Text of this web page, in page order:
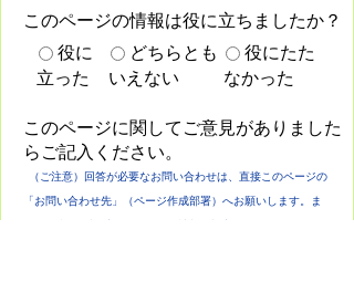
このページの情報は役に立ちましたか？
役に
立った
どちらとも
いえない
役にたた
なかった
このページに関してご意見がありました
らご記入ください。
（ご注意）回答が必要なお問い合わせは、直接このページの
「お問い合わせ先」（ページ作成部署）へお願いします。ま